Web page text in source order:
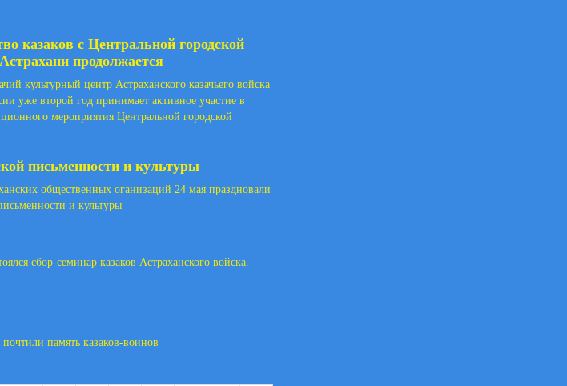
казаков с Центральной городской
продолжается
культурный центр Астраханского казачьего войска
уже второй год принимает активное участие в
мероприятия Центральной городской
письменности и культуры
общественных оганизаций 24 мая праздновали
и культуры
сбор-семинар казаков Астраханского войска.
память казаков-воинов